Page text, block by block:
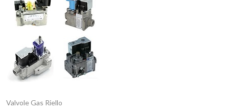
Valvole Gas Riello